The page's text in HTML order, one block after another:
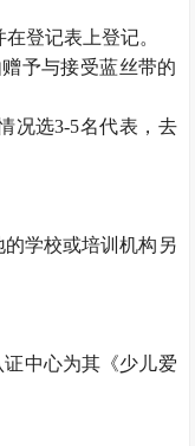
登记表上登记。
予与接受蓝丝带的
况选3-5名代表，去
学校或培训机构另
中心为其《少儿爱